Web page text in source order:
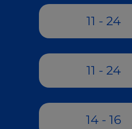
11 - 24
11 - 24
14 - 16